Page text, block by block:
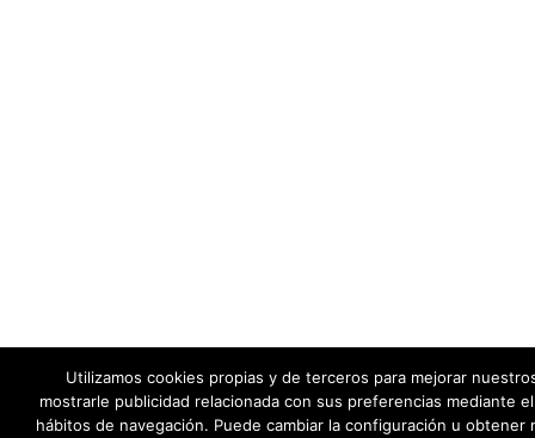
Utilizamos cookies propias y de terceros para mejorar
mostrarle publicidad relacionada con sus preferencias mediante
hábitos de navegación. Puede cambiar la configuración u obtener